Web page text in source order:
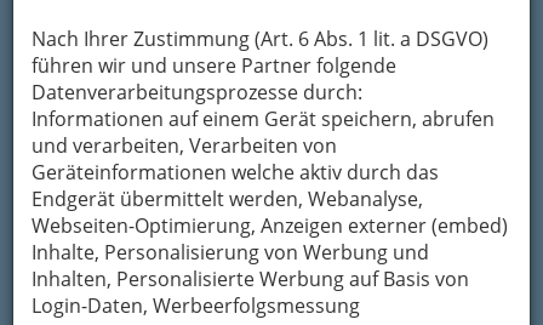
Nach Ihrer Zustimmung (Art. 6 Abs. 1 lit. a DSGVO)
führen wir und unsere Partner folgende
Datenverarbeitungsprozesse durch:
Informationen auf einem Gerät speichern, abrufen
und verarbeiten, Verarbeiten von
Geräteinformationen welche aktiv durch das
Endgerät übermittelt werden, Webanalyse,
Webseiten-Optimierung, Anzeigen externer (embed)
Inhalte, Personalisierung von Werbung und
Inhalten, Personalisierte Werbung auf Basis von
Login-Daten, Werbeerfolgsmessung
Navigation
Steirische Landesinnung der